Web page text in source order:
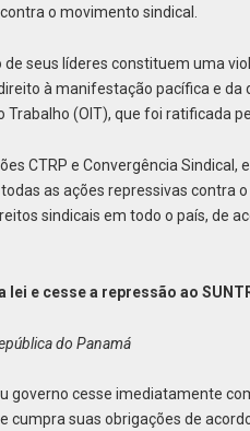
o movimento sindical.
seus líderes constituem uma
à manifestação pacífica e da
(OIT), que foi ratificada
CTRP e Convergência
as ações repressivas contra
sindicais em todo o país, de
lei e cesse a repressão ao
do Panamá
governo cesse imediatamente
suas obrigações de